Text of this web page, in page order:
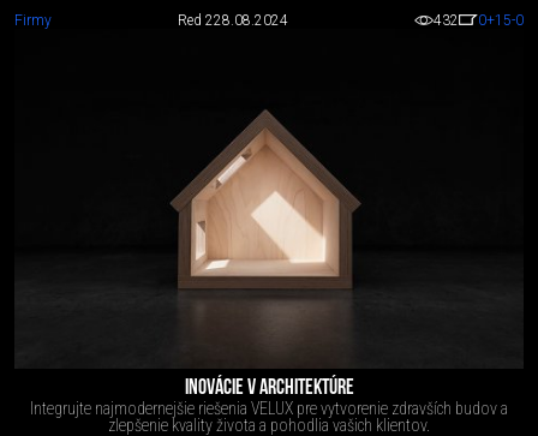
Firmy Red 228.08.2024 432 0+15-0
INOVÁCIE V ARCHITEKTÚRE
Integrujte najmodernejšie riešenia VELUX pre vytvorenie zdravších budov a
zlepšenie kvality života a pohodlia vašich klientov.